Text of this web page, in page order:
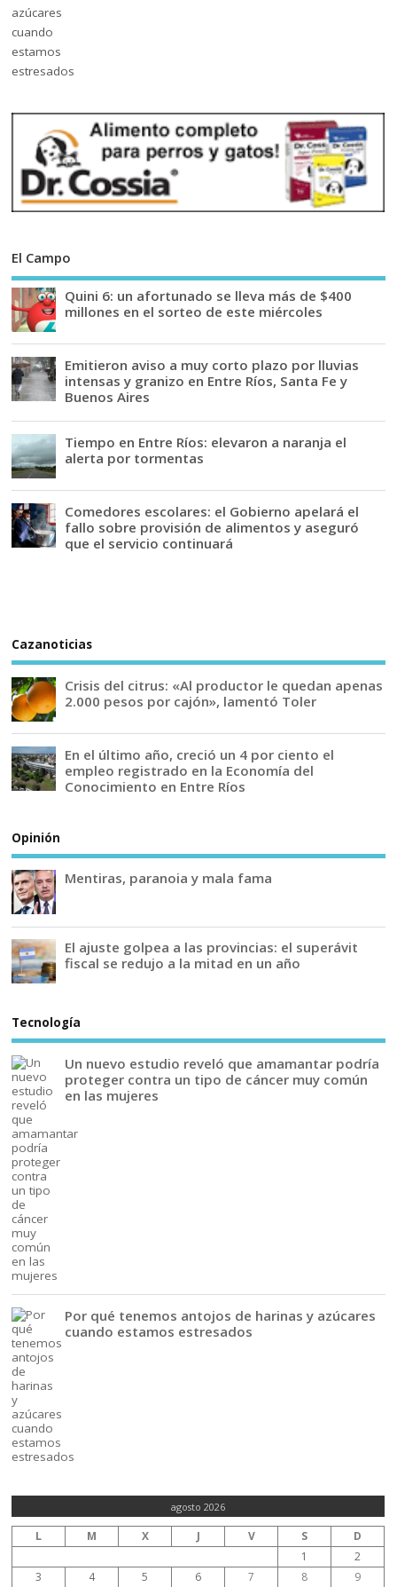
El Campo
Quini 6: un afortunado se lleva más de $400
millones en el sorteo de este miércoles
Emitieron aviso a muy corto plazo por lluvias
intensas y granizo en Entre Ríos, Santa Fe y
Buenos Aires
Tiempo en Entre Ríos: elevaron a naranja el
alerta por tormentas
Comedores escolares: el Gobierno apelará el
fallo sobre provisión de alimentos y aseguró
que el servicio continuará
Cazanoticias
Crisis del citrus: «Al productor le quedan apenas
2.000 pesos por cajón», lamentó Toler
En el último año, creció un 4 por ciento el
empleo registrado en la Economía del
Conocimiento en Entre Ríos
Opinión
Mentiras, paranoia y mala fama
El ajuste golpea a las provincias: el superávit
fiscal se redujo a la mitad en un año
Tecnología
Un nuevo estudio reveló que amamantar podría
proteger contra un tipo de cáncer muy común
en las mujeres
Por qué tenemos antojos de harinas y azúcares
cuando estamos estresados
agosto 2026
L M X J V S
D
1
2
3
4 5 6 7 8 9